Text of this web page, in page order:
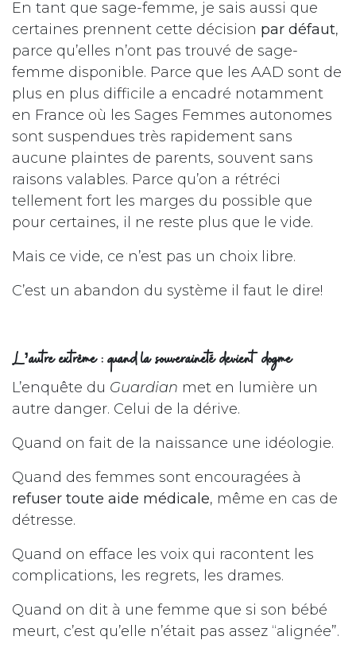
En tant que sage-femme, je sais aussi que
certaines prennent cette décision par défaut,
parce qu’elles n’ont pas trouvé de sage-
femme disponible. Parce que les AAD sont de
plus en plus difficile a encadré notamment
en France où les Sages Femmes autonomes
sont suspendues très rapidement sans
aucune plaintes de parents, souvent sans
raisons valables. Parce qu’on a rétréci
tellement fort les marges du possible que
pour certaines, il ne reste plus que le vide.
Mais ce vide, ce n’est pas un choix libre.
C’est un abandon du système il faut le dire!
L’autre extrême : quand la souveraineté devient dogme
L’enquête du Guardian met en lumière un
autre danger. Celui de la dérive.
Quand on fait de la naissance une idéologie.
Quand des femmes sont encouragées à
refuser toute aide médicale, même en cas de
détresse.
Quand on efface les voix qui racontent les
complications, les regrets, les drames.
Quand on dit à une femme que si son bébé
meurt, c’est qu’elle n’était pas assez “alignée”.